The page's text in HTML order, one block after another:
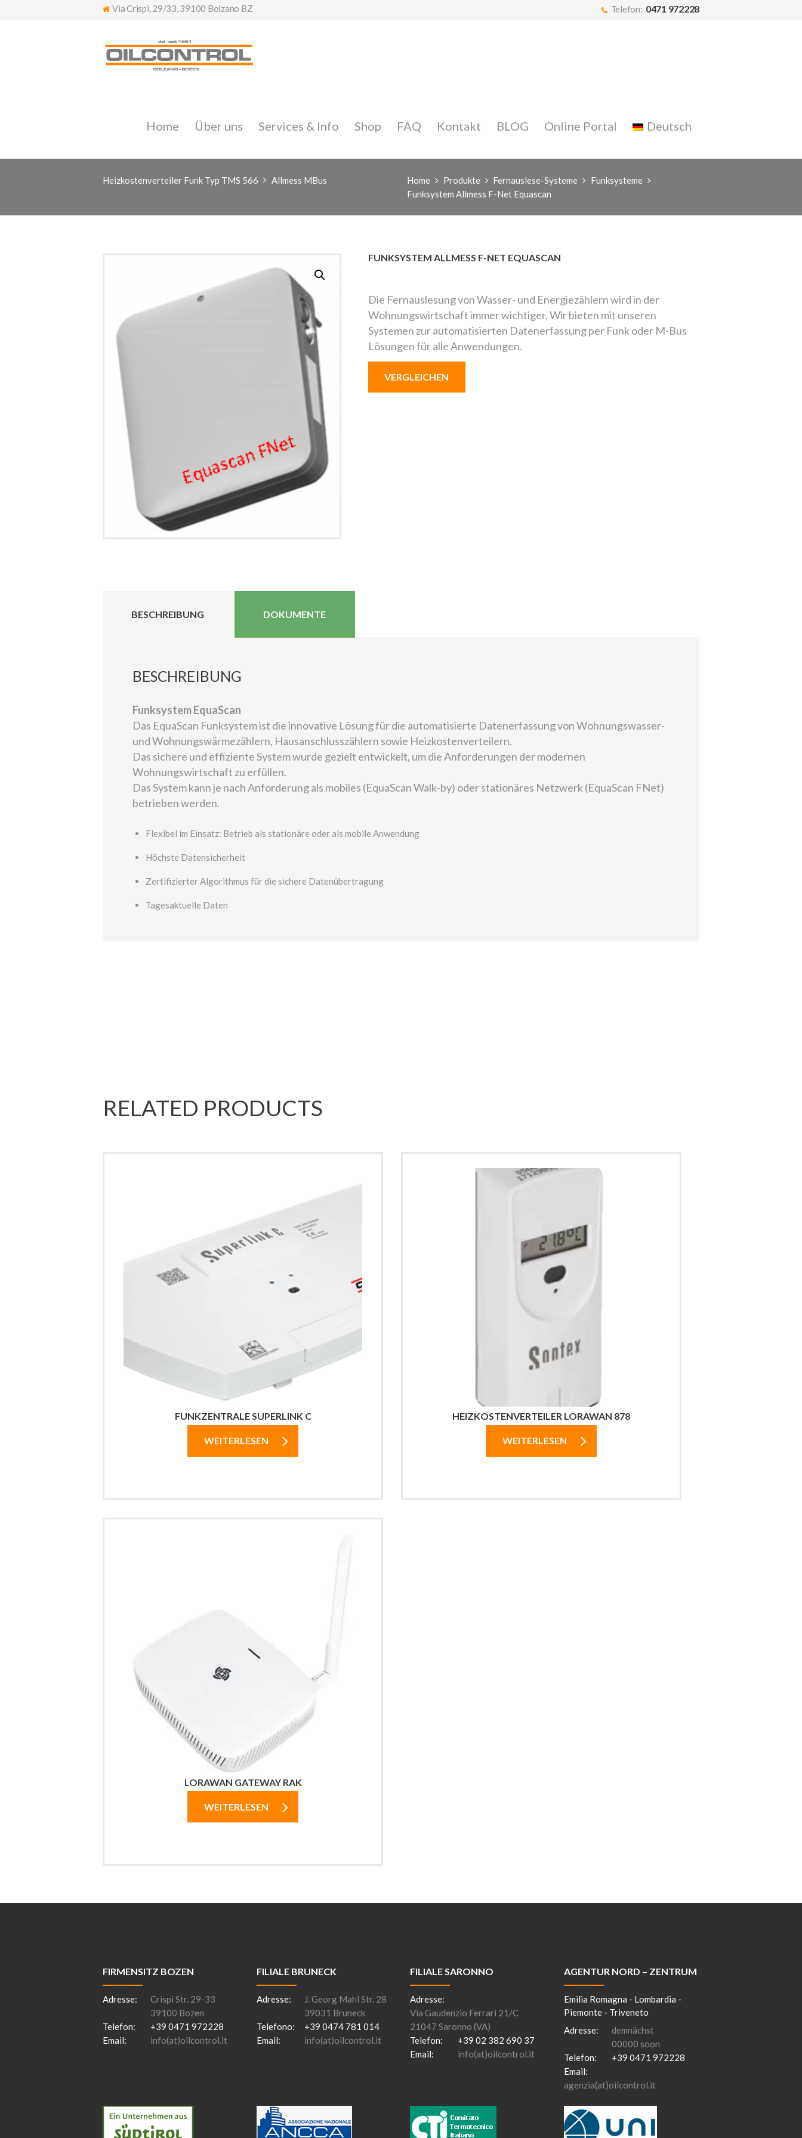
Via Crispi, 29/33, 39100 Bolzano BZ Telefon: 0471 972228
Home Über uns Services & Info Shop FAQ Kontakt BLOG Online Portal Deutsch
Heizkostenverteiler Funk Typ TMS 566 Allmess MBus Home Produkte Fernauslese-Systeme
Funksysteme
Funksystem Allmess F-Net Equascan
FUNKSYSTEM ALLMESS F-NET EQUASCAN
Die Fernauslesung von Wasser- und Energiezählern wird in der
Wohnungswirtschaft immer wichtiger. Wir bieten mit unseren
Systemen zur automatisierten Datenerfassung per Funk oder M-Bus
Lösungen für alle Anwendungen.
VERGLEICHEN
BESCHREIBUNG DOKUMENTE
BESCHREIBUNG
Funksystem EquaScan
Das EquaScan Funksystem ist die innovative Lösung für die automatisierte Datenerfassung von Wohnungswasser-
und Wohnungswärmezählern, Hausanschlusszählern sowie Heizkostenverteilern.
Das sichere und effiziente System wurde gezielt entwickelt, um die Anforderungen der modernen
Wohnungswirtschaft zu erfüllen.
Das System kann je nach Anforderung als mobiles (EquaScan Walk-by) oder stationäres Netzwerk (EquaScan FNet)
betrieben werden.
Flexibel im Einsatz: Betrieb als stationäre oder als mobile Anwendung
Höchste Datensicherheit
Zertifizierter Algorithmus für die sichere Datenübertragung
Tagesaktuelle Daten
RELATED PRODUCTS
FUNKZENTRALE SUPERLINK C
WEITERLESEN
HEIZKOSTENVERTEILER LORAWAN 878
WEITERLESEN
LORAWAN GATEWAY RAK
WEITERLESEN
FIRMENSITZ BOZEN
Adresse:
Crispi Str. 29-33
39100 Bozen
Telefon:
+39 0471 972228
Email:
info(at)oilcontrol.it
FILIALE BRUNECK
Adresse:
J. Georg Mahl Str. 28
39031 Bruneck
Telefono:
+39 0474 781 014
Email:
info(at)oilcontrol.it
FILIALE SARONNO
Adresse:
Via Gaudenzio Ferrari 21/C
21047 Saronno (VA)
Telefon:
+39 02 382 690 37
Email:
info(at)oilcontrol.it
AGENTUR NORD – ZENTRUM
Emilia Romagna - Lombardia -
Piemonte - Triveneto
Adresse:
demnächst
00000 soon
Telefon:
+39 0471 972228
Email:
agenzia(at)oilcontrol.it